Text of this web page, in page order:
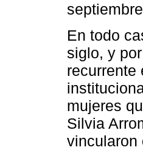
En todo
siglo, y
recurrente
mujeres
Silvia
vincularon